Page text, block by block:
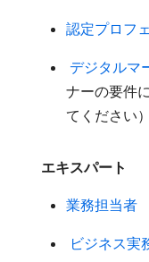
認定プロフ
デジタルマ
ナーの要件
てください）
エキスパート
業務担当者
ビジネス